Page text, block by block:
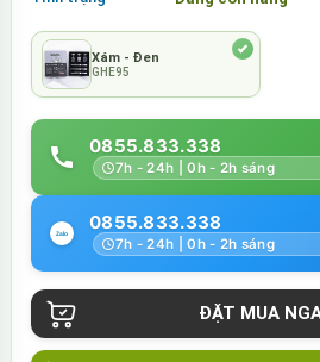
Xám - Đen
GHE95
0855.833.338
7h - 24h | 0h - 2h sáng
0855.833.338
7h - 24h | 0h - 2h sáng